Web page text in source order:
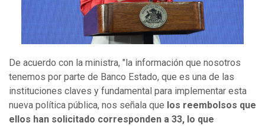
De acuerdo con la ministra, "la información que nosotros
tenemos por parte de Banco Estado, que es una de las
instituciones claves y fundamental para implementar esta
nueva política pública, nos señala que los reembolsos que
ellos han solicitado corresponden a 33, lo que